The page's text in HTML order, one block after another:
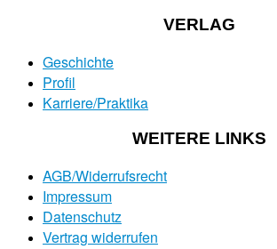
VERLAG
Geschichte
Profil
Karriere/Praktika
WEITERE LINKS
AGB/Widerrufsrecht
Impressum
Datenschutz
Vertrag widerrufen